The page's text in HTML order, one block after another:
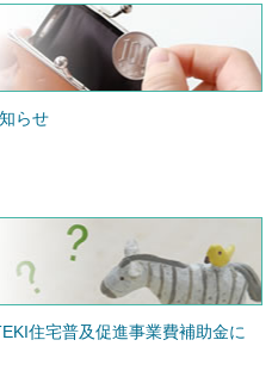
らせ
住宅普及促進事業費補助金に